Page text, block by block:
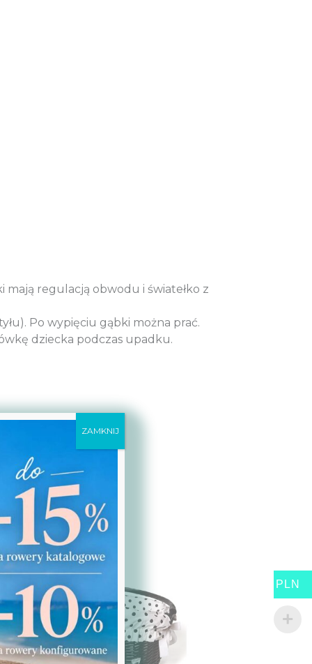
mają regulacją obwodu i światełko z
Po wypięciu gąbki można prać.
dziecka podczas upadku.
PLN
ZAMKNIJ